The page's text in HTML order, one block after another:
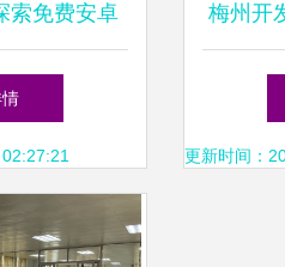
索免费安卓
Product
产品
梅州开
英雄帖
更新时间：